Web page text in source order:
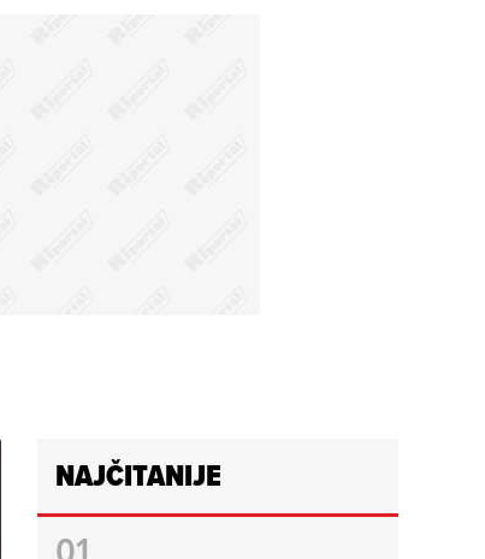
NAJČITANIJE